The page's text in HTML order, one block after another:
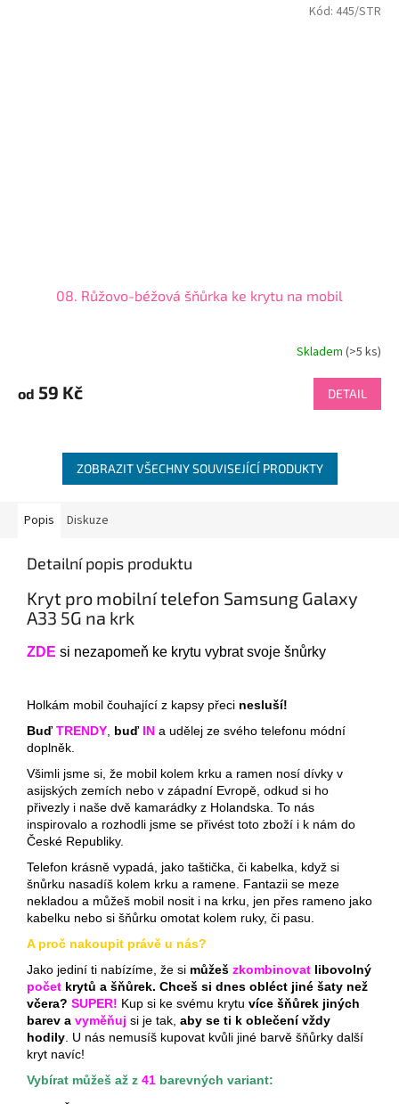
08. Růžovo-béžová šňůrka ke krytu na mobil
Skladem (>5 ks)
od 59 Kč DETAIL
Kód: 445/STR
ZOBRAZIT VŠECHNY SOUVISEJÍCÍ PRODUKTY
Popis Diskuze
Detailní popis produktu
Kryt pro mobilní telefon Samsung Galaxy
A33 5G na krk